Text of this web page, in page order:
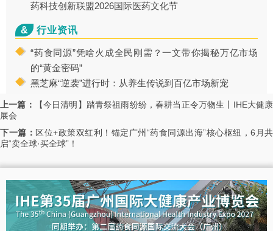
药科技创新联盟2026国际医药文化节
& 行业资讯
“药食同源”凭啥火成全民刚需？一文带你揭秘万亿市场
的“黄金密码”
黑芝麻“逆袭”进行时：从养生传说到百亿市场新宠
上一篇：
【今日清明】踏青祭祖雨纷纷，春耕当正令万物生丨IHE大健康
展会
下一篇： 区位+政策双红利！锚定广州“药食同源出海”核心枢纽，6月共
启“卖全球·买全球”！